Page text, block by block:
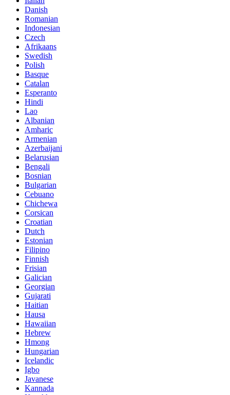
Danish
Romanian
Indonesian
Czech
Afrikaans
Swedish
Polish
Basque
Catalan
Esperanto
Hindi
Lao
Albanian
Amharic
Armenian
Azerbaijani
Belarusian
Bengali
Bosnian
Bulgarian
Cebuano
Chichewa
Corsican
Croatian
Dutch
Estonian
Filipino
Finnish
Frisian
Galician
Georgian
Gujarati
Haitian
Hausa
Hawaiian
Hebrew
Hmong
Hungarian
Icelandic
Igbo
Javanese
Kannada